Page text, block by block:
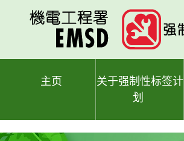
主页
关于强制性标签计
划